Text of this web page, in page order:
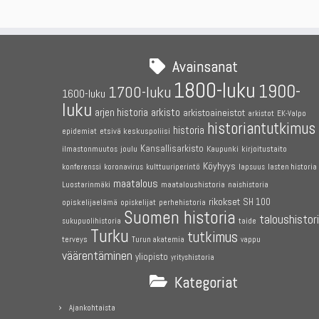
Avainsanat
1600-luku 1700-luku 1800-luku 1900-
luku arjen historia arkisto arkistoaineistot arkistot EK-Valpo
epidemiat etsivä keskuspoliisi historia historiantutkimus
ilmastonmuutos joulu Kansallisarkisto Kaupunki kirjoitustaito
konferenssi koronavirus kulttuuriperintö Köyhyys lapsuus lasten historia
Luostarinmäki maatalous maataloushistoria naishistoria
opiskelijaelämä opiskelijat perhehistoria rikokset SH 100
sukupuolihistoria Suomen historia taide
terveys Turku Turun akatemia tutkimus vappu
väärentäminen yliopisto yrityshistoria
Kategoriat
Ajankohtaista